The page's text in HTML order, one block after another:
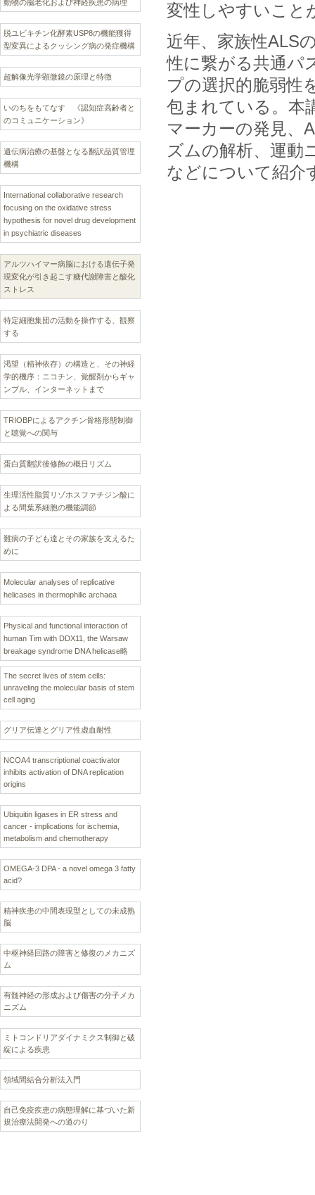
動物の脳老化および神経疾患の病理
脱ユビキチン化酵素USP8の機能獲得
型変異によるクッシング病の発症機構
超解像光学顕微鏡の原理と特徴
いのちをもてなす 《認知症高齢者と
のコミュニケーション》
遺伝病治療の基盤となる翻訳品質管理
機構
International collaborative research
focusing on the oxidative stress
hypothesis for novel drug development
in psychiatric diseases
アルツハイマー病脳における遺伝子発
現変化が引き起こす糖代謝障害と酸化
ストレス
特定細胞集団の活動を操作する、観察
する
渇望（精神依存）の構造と、その神経
学的機序：ニコチン、覚醒剤からギャ
ンブル、インターネットまで
TRIOBPによるアクチン骨格形態制御
と聴覚への関与
蛋白質翻訳後修飾の概日リズム
生理活性脂質リゾホスファチジン酸に
よる間葉系細胞の機能調節
難病の子ども達とその家族を支えるた
めに
Molecular analyses of replicative
helicases in thermophilic archaea
Physical and functional interaction of
human Tim with DDX11, the Warsaw
breakage syndrome DNA helicase略
The secret lives of stem cells:
unraveling the molecular basis of stem
cell aging
グリア伝達とグリア性虚血耐性
NCOA4 transcriptional coactivator
inhibits activation of DNA replication
origins
Ubiquitin ligases in ER stress and
cancer - implications for ischemia,
metabolism and chemotherapy
OMEGA-3 DPA - a novel omega 3 fatty
acid?
精神疾患の中間表現型としての未成熟
脳
中枢神経回路の障害と修復のメカニズ
ム
有髄神経の形成および傷害の分子メカ
ニズム
ミトコンドリアダイナミクス制御と破
綻による疾患
領域間結合分析法入門
自己免疫疾患の病態理解に基づいた新
規治療法開発への道のり
変性しやすいこと
近年、家族性ALS
性に繋がる共通パ
プの選択的脆弱性
包まれている。本
マーカーの発見、
ズムの解析、運動
などについて紹介